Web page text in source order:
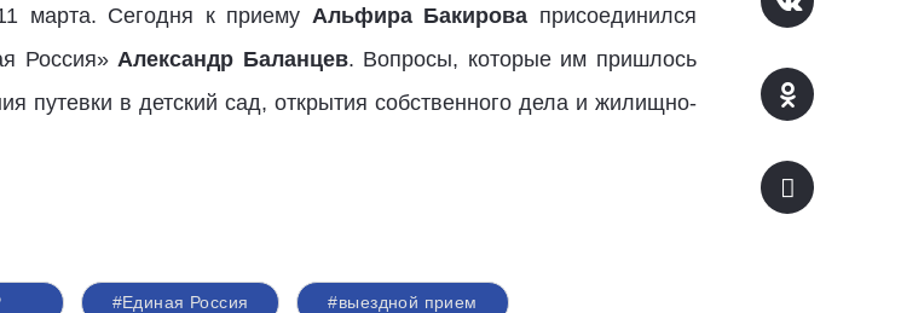
марта. Сегодня к приему Альфира Бакирова присоединился
Россия» Александр Баланцев. Вопросы, которые им пришлось
путевки в детский сад, открытия собственного дела и жилищно-
#Единая Россия #выездной прием